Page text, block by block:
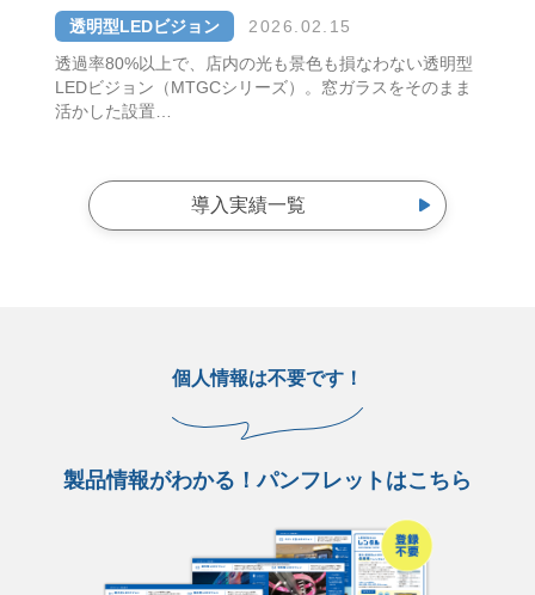
透明型LEDビジョン
2026.02.15
透過率80%以上で、店内の光も景色も損なわない透明型
LEDビジョン（MTGCシリーズ）。窓ガラスをそのまま
活かした設置…
導入実績一覧
個人情報は不要です！
製品情報がわかる！パンフレットはこちら